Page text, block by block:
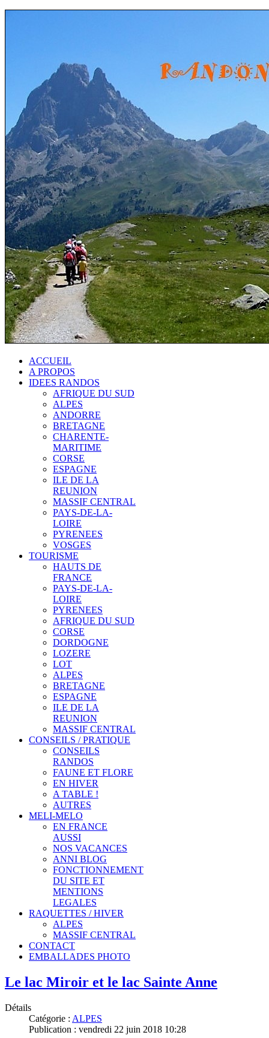
ACCUEIL
A PROPOS
IDEES RANDOS
AFRIQUE DU SUD
ALPES
ANDORRE
BRETAGNE
CHARENTE-
MARITIME
CORSE
ESPAGNE
ILE DE LA
REUNION
MASSIF CENTRAL
PAYS-DE-LA-
LOIRE
PYRENEES
VOSGES
TOURISME
HAUTS DE
FRANCE
PAYS-DE-LA-
LOIRE
PYRENEES
AFRIQUE DU SUD
CORSE
DORDOGNE
LOZERE
LOT
ALPES
BRETAGNE
ESPAGNE
ILE DE LA
REUNION
MASSIF CENTRAL
CONSEILS / PRATIQUE
CONSEILS
RANDOS
FAUNE ET FLORE
EN HIVER
A TABLE !
AUTRES
MELI-MELO
EN FRANCE
AUSSI
NOS VACANCES
ANNI BLOG
FONCTIONNEMENT
DU SITE ET
MENTIONS
LEGALES
RAQUETTES / HIVER
ALPES
MASSIF CENTRAL
CONTACT
EMBALLADES PHOTO
Le lac Miroir et le lac Sainte Anne
Détails
Catégorie : ALPES
Publication : vendredi 22 juin 2018 10:28